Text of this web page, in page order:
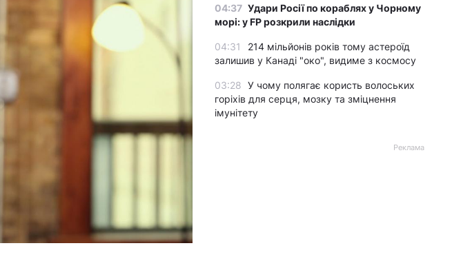
04:37 Удари Росії по кораблях у Чорному
морі: у FP розкрили наслідки
04:31
214 мільйонів років тому астероїд
залишив у Канаді "око", видиме з космосу
03:28 У чому полягає користь волоських
горіхів для серця, мозку та зміцнення
імунітету
Реклама